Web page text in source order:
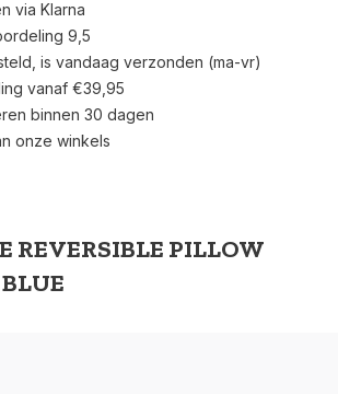
via Klarna
9,5
is vandaag verzonden (ma-vr)
vanaf €39,95
binnen 30 dagen
onze winkels
REVERSIBLE PILLOW